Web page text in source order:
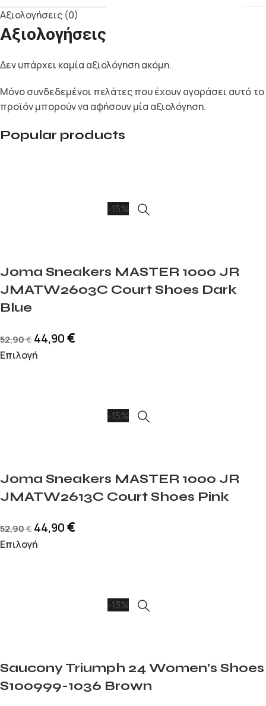
Αξιολογήσεις (0)
Αξιολογήσεις
Δεν υπάρχει καμία αξιολόγηση ακόμη.
Μόνο συνδεδεμένοι πελάτες που έχουν αγοράσει αυτό το
προϊόν μπορούν να αφήσουν μία αξιολόγηση.
Popular products
-15%
Joma Sneakers MASTER 1000 JR
JMATW2603C Court Shoes Dark
Blue
52,90€ 44,90€
Επιλογή
-15%
Joma Sneakers MASTER 1000 JR
JMATW2613C Court Shoes Pink
52,90€ 44,90€
Επιλογή
-13%
Saucony Triumph 24 Women’s Shoes
S100999-1036 Brown